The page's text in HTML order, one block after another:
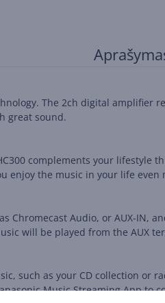
The 2ch digital
great sound.
complements your
enjoy the music in your life even
Chromecast Audio, or AUX-IN,
will be played from the AUX
such as your CD collection or
Music Streaming App